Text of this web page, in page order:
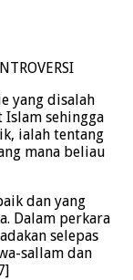
yang disalah
Islam sehingga
ialah tentang
mana beliau
dan yang
Dalam perkara
selepas
sallam dan